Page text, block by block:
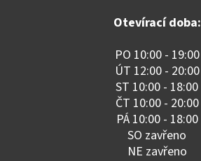
Otevírací doba:
PO 10:00 - 19:00
ÚT 12:00 - 20:00
ST 10:00 - 18:00
ČT 10:00 - 20:00
PÁ 10:00 - 18:00
SO zavřeno
NE zavřeno